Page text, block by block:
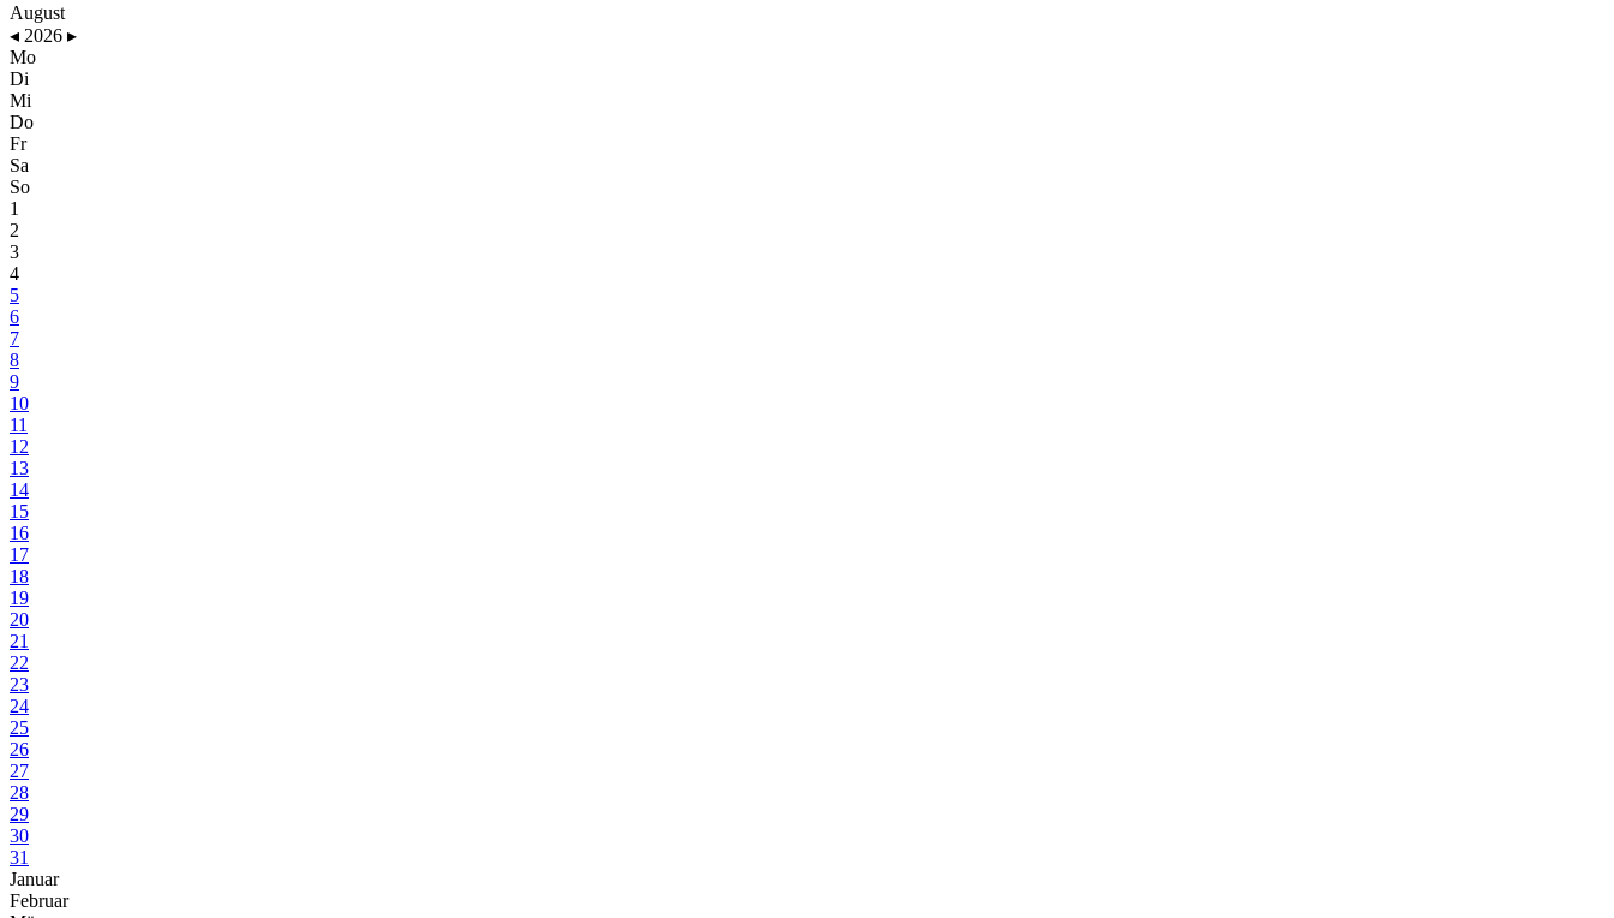
August
◂ 2026 ▸
Mo
Di
Mi
Do
Fr
Sa
So
1
2
3
4
5
6
7
8
9
10
11
12
13
14
15
16
17
18
19
20
21
22
23
24
25
26
27
28
29
30
31
Januar
Februar